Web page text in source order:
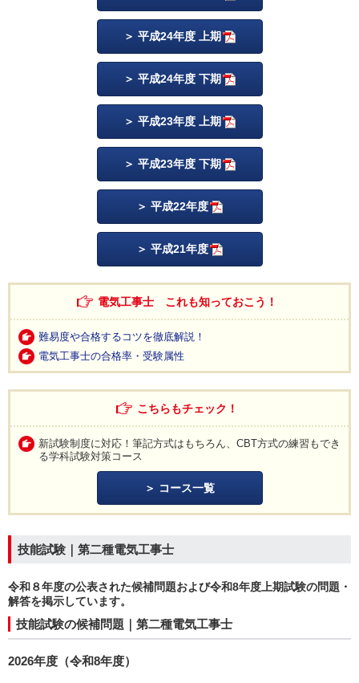
平成24年度 上期
平成24年度 下期
平成23年度 上期
平成23年度 下期
平成22年度
平成21年度
電気工事士 これも知っておこう！
難易度や合格するコツを徹底解説！
電気工事士の合格率・受験属性
こちらもチェック！
新試験制度に対応！筆記方式はもちろん、CBT方式の練習もでき
る学科試験対策コース
コース一覧
技能試験｜第二種電気工事士
令和８年度の公表された候補問題および令和8年度上期試験の問題・
解答を掲示しています。
技能試験の候補問題｜第二種電気工事士
2026年度（令和8年度）